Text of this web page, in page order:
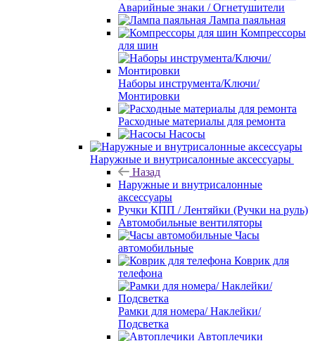
Аварийные знаки / Огнетушители
Лампа паяльная
Компрессоры
для шин
Наборы инструмента/Ключи/
Монтировки
Расходные материалы для ремонта
Насосы
Наружные и внутрисалонные аксессуары
Назад
Наружные и внутрисалонные
аксессуары
Ручки КПП / Лентяйки (Ручки на руль)
Автомобильные вентиляторы
Часы
автомобильные
Коврик для
телефона
Рамки для номера/ Наклейки/
Подсветка
Автоплечики